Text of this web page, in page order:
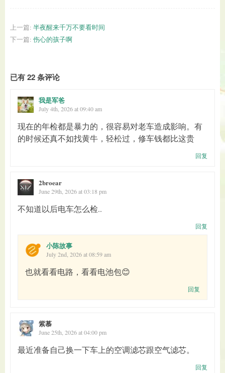
上一篇: 半夜醒来千万不要看时间
下一篇: 伤心的孩子啊
已有 22 条评论
我是军爸
July 4th, 2026 at 09:40 am
现在的年检都是暴力的，很容易对老车造成影响。有
的时候还真不如找黄牛，轻松过，修车钱都比这贵
回复
2broear
June 29th, 2026 at 03:18 pm
不知道以后电车怎么检..
回复
小陈故事
July 2nd, 2026 at 08:59 am
也就看看电路，看看电池包😊
回复
紫慕
June 25th, 2026 at 04:00 pm
最近准备自己换一下车上的空调滤芯跟空气滤芯。
回复